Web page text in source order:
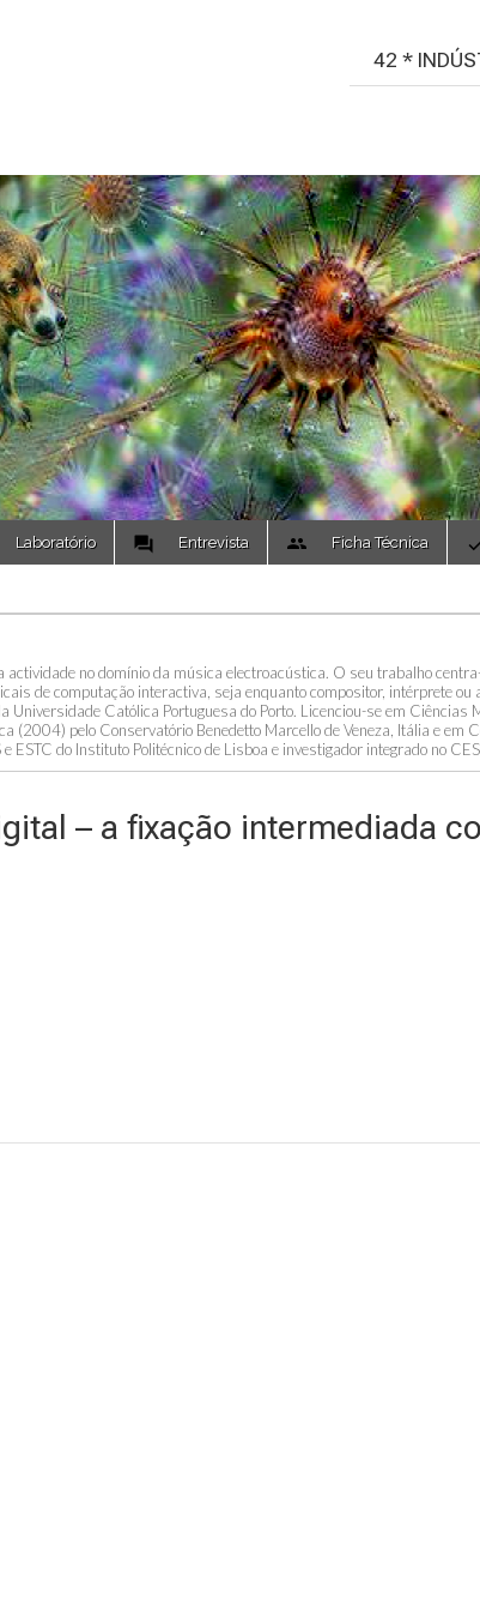
42 *
Laboratório Entrevista Ficha Técnica
no domínio da música electroacústica. O seu trabalho
de computação interactiva, seja enquanto compositor, intérprete ou
Católica Portuguesa do Porto. Licenciou-se em Ciências
(2004) pelo Conservatório Benedetto Marcello de Veneza, Itália e em
do Instituto Politécnico de Lisboa e investigador integrado no
– a fixação intermediada